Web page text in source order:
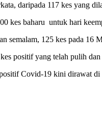
daripada 117 kes yang
kes baharu untuk hari
semalam, 125 kes pada 16
positif yang telah pulih
Covid-19 kini dirawat